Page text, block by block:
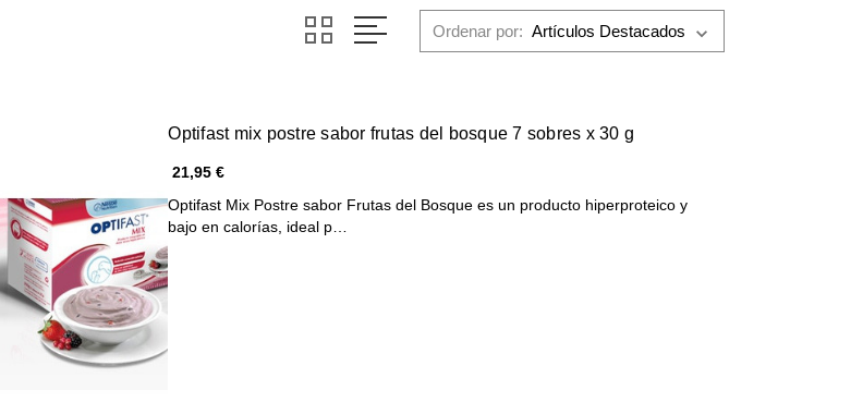
Ordenar por:
Optifast mix postre sabor frutas del bosque 7 sobres x 30 g
21,95 €
Optifast Mix Postre sabor Frutas del Bosque es un producto hiperproteico y
bajo en calorías, ideal p…